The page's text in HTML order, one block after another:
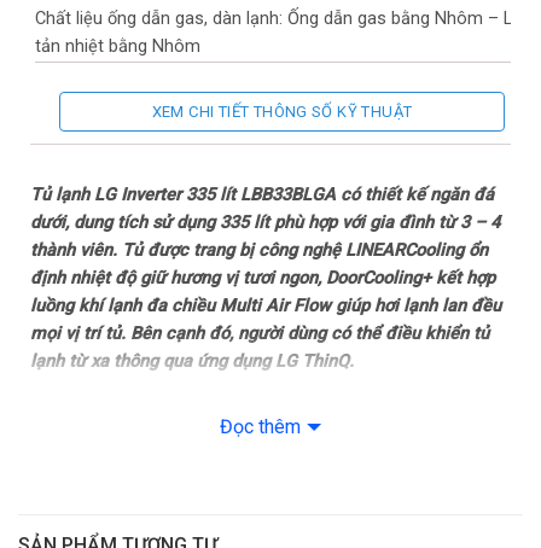
Chất liệu ống dẫn gas, dàn lạnh: Ống dẫn gas bằng Nhôm – Lá
tản nhiệt bằng Nhôm
Năm ra mắt: 2024
Mức tiêu thụ điện năng
Công suất tiêu thụ công bố theo TCVN: 386 kWh/năm
Công nghệ tiết kiệm điện: Smart Inverter
Công nghệ bảo quản và làm lạnh
Công nghệ làm lạnh: Luồng khí lạnh đa chiều Multi Air Flow
– LINEARCooling
XEM CHI TIẾT THÔNG SỐ KỸ THUẬT
Tủ lạnh LG Inverter 335 lít LBB33BLGA có thiết kế ngăn đá
dưới, dung tích sử dụng 335 lít phù hợp với gia đình từ 3 – 4
thành viên. Tủ được trang bị công nghệ LINEARCooling ổn
định nhiệt độ giữ hương vị tươi ngon, DoorCooling+ kết hợp
luồng khí lạnh đa chiều Multi Air Flow giúp hơi lạnh lan đều
mọi vị trí tủ. Bên cạnh đó, người dùng có thể điều khiển tủ
lạnh từ xa thông qua ứng dụng LG ThinQ.
Đọc thêm